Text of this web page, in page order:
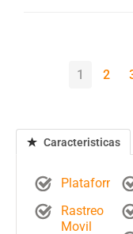
1 2
Caracteristicas
Plataforma
Rastreo
Movil